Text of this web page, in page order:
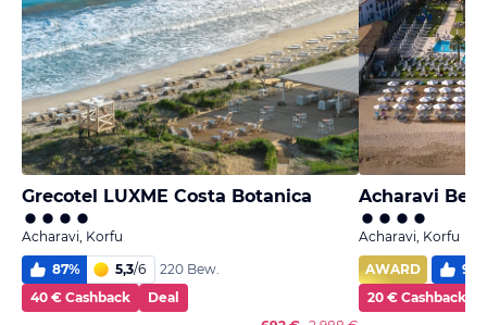
Grecotel LUXME Costa Botanica
Acharavi, Korfu
87% 5,3/6
220 Bew.
40 € Cashback
Deal
Acharavi
Acharavi, Korfu
AWARD
94
20 € Cashback